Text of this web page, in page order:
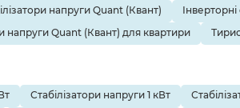
напруги Quant (Квант)
напруги Quant (Квант) для квартири
Стабілізатори напруги 1 кВт